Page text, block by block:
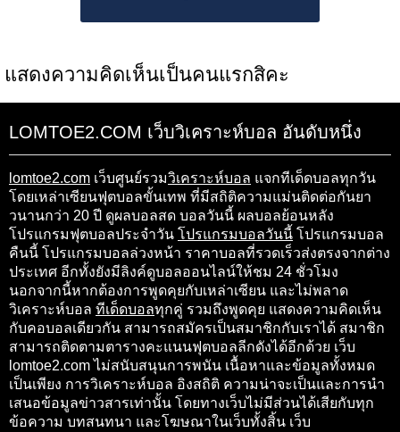
แสดงความคิดเห็นเป็นคนแรกสิคะ
LOMTOE2.COM เว็บวิเคราะห์บอล อันดับหนึ่ง
lomtoe2.com เว็บศูนย์รวมวิเคราะห์บอล แจกทีเด็ดบอลทุกวัน
โดยเหล่าเซียนฟุตบอลขั้นเทพ ที่มีสถิติความแม่นติดต่อกันยา
วนานกว่า 20 ปี ดูผลบอลสด บอลวันนี้ ผลบอลย้อนหลัง
โปรแกรมฟุตบอลประจำวัน โปรแกรมบอลวันนี้ โปรแกรมบอล
คืนนี้ โปรแกรมบอลล่วงหน้า ราคาบอลที่รวดเร็วส่งตรงจากต่าง
ประเทศ อีกทั้งยังมีลิงค์ดูบอลออนไลน์ให้ชม 24 ชั่วโมง
นอกจากนี้หากต้องการพูดคุยกับเหล่าเซียน และไม่พลาด
วิเคราะห์บอล ทีเด็ดบอลทุกคู่ รวมถึงพูดคุย แสดงความคิดเห็น
กับคอบอลเดียวกัน สามารถสมัครเป็นสมาชิกกับเราได้ สมาชิก
สามารถติดตามตารางคะแนนฟุตบอลลีกดังได้อีกด้วย เว็บ
lomtoe2.com ไม่สนับสนุนการพนัน เนื้อหาและข้อมูลทั้งหมด
เป็นเพียง การวิเคราะห์บอล อิงสถิติ ความน่าจะเป็นและการนำ
เสนอข้อมูลข่าวสารเท่านั้น โดยทางเว็บไม่มีส่วนได้เสียกับทุก
ข้อความ บทสนทนา และโฆษณาในเว็บทั้งสิ้น เว็บ